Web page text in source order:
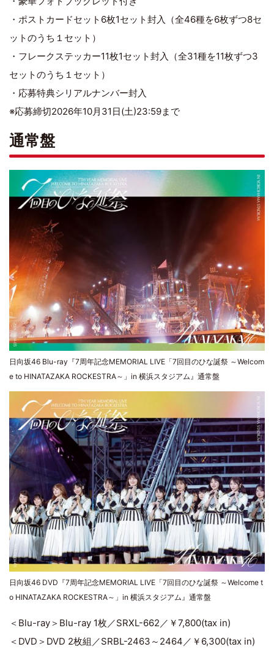
・ポストカードセット6枚1セット封入（全46種を6枚ずつ8セ
ットのうち１セット）
・フレークステッカー11枚1セット封入（全31種を11枚ずつ3
セットのうち１セット）
・応募特典シリアルナンバー封入
※応募締切2026年10月31日(土)23:59まで
通常盤
日向坂46 Blu-ray『7周年記念MEMORIAL LIVE「7回目のひな誕祭 ～Welcom
e to HINATAZAKA ROCKESTRA～」in 横浜スタジアム』通常盤
日向坂46 DVD『7周年記念MEMORIAL LIVE「7回目のひな誕祭 ～Welcome t
o HINATAZAKA ROCKESTRA～」in 横浜スタジアム』通常盤
＜Blu-ray＞Blu-ray 1枚／SRXL-662／￥7,800(tax in)
＜DVD＞DVD 2枚組／SRBL-2463～2464／￥6,300(tax in)